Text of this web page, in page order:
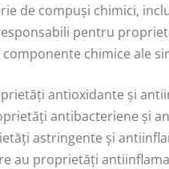
de compuși chimici,
pentru
chimice ale
antioxidante și
antibacteriene și
astringente și
au proprietăți